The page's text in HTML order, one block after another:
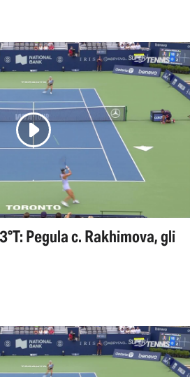
Pegula c. Rakhimova, gli